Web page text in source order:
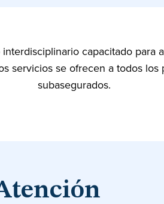
capacitado para
servicios se ofrecen a todos
subasegurados.